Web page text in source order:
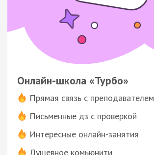
Онлайн-школа «Турбо»
Прямая связь с преподавателем
Письменные дз с проверкой
Интересные онлайн-занятия
Душевное комьюнити